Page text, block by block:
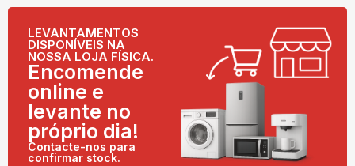
LEVANTAMENTOS
DISPONÍVEIS NA
NOSSA LOJA FÍSICA.
Encomende
online e
levante no
próprio dia!
Contacte-nos para
confirmar stock.